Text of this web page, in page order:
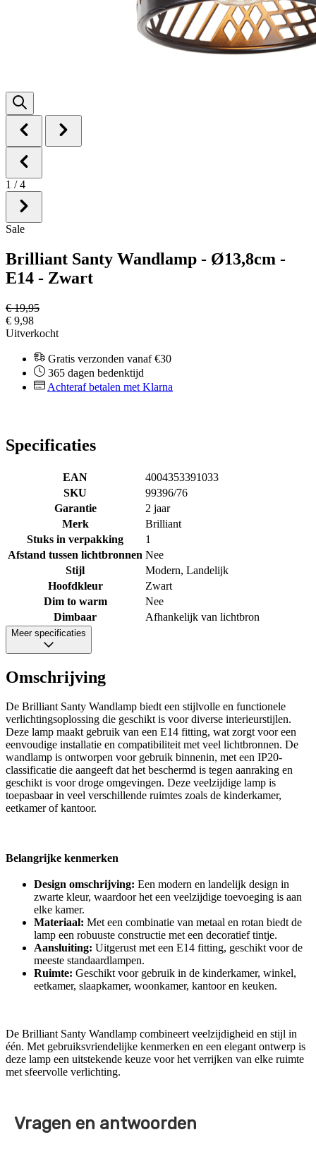
1 / 4
Sale
Brilliant Santy Wandlamp - Ø13,8cm -
E14 - Zwart
€ 19,95
€ 9,98
Uitverkocht
Gratis verzonden vanaf €30
365 dagen bedenktijd
Achteraf betalen met Klarna
Specificaties
EAN
4004353391033
SKU
99396/76
Garantie
2 jaar
Merk
Brilliant
Stuks in verpakking
1
Afstand tussen lichtbronnen Nee
Stijl
Modern, Landelijk
Hoofdkleur
Zwart
Dim to warm
Nee
Dimbaar
Afhankelijk van lichtbron
Meer specificaties
Omschrijving
De Brilliant Santy Wandlamp biedt een stijlvolle en functionele
verlichtingsoplossing die geschikt is voor diverse interieurstijlen.
Deze lamp maakt gebruik van een E14 fitting, wat zorgt voor een
eenvoudige installatie en compatibiliteit met veel lichtbronnen. De
wandlamp is ontworpen voor gebruik binnenin, met een IP20-
classificatie die aangeeft dat het beschermd is tegen aanraking en
geschikt is voor droge omgevingen. Deze veelzijdige lamp is
toepasbaar in veel verschillende ruimtes zoals de kinderkamer,
eetkamer of kantoor.
Belangrijke kenmerken
Design omschrijving: Een modern en landelijk design in
zwarte kleur, waardoor het een veelzijdige toevoeging is aan
elke kamer.
Materiaal: Met een combinatie van metaal en rotan biedt de
lamp een robuuste constructie met een decoratief tintje.
Aansluiting: Uitgerust met een E14 fitting, geschikt voor de
meeste standaardlampen.
Ruimte: Geschikt voor gebruik in de kinderkamer, winkel,
eetkamer, slaapkamer, woonkamer, kantoor en keuken.
De Brilliant Santy Wandlamp combineert veelzijdigheid en stijl in
één. Met gebruiksvriendelijke kenmerken en een elegant ontwerp is
deze lamp een uitstekende keuze voor het verrijken van elke ruimte
met sfeervolle verlichting.
Vragen en antwoorden